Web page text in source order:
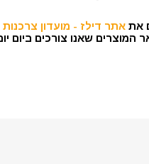
את אתר דילז - מועדון
המוצרים שאנו צורכים ביום